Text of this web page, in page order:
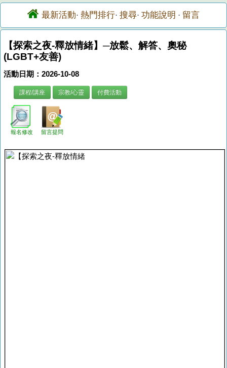
最新活動· 熱門排行· 搜尋· 功能說明 · 留言
【探索之夜-釋放情緒】─放鬆、解答、奧秘
(LGBT+友善)
活動日期：2026-10-08
課程/講座 宗教/心靈 付費活動
報名修改 留言提問